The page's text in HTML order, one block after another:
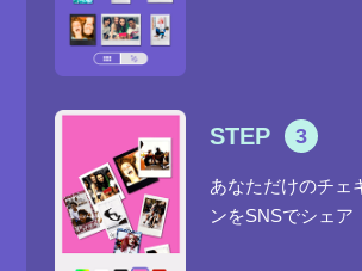
STEP 3
あなただけのチェ
ンをSNSでシェア